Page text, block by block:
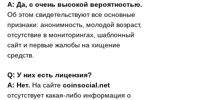
A: Да, с очень высокой вероятностью.
Об этом свидетельствуют все основные
признаки: анонимность, молодой возраст,
отсутствие в мониторингах, шаблонный
сайт и первые жалобы на хищение
средств.
Q: У них есть лицензия?
A: Нет. На сайте coinsocial.net
отсутствует какая-либо информация о